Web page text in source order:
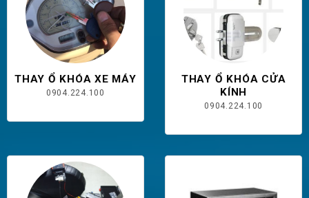
THAY Ổ KHÓA XE MÁY
0904.224.100
THAY Ổ KHÓA CỬA
KÍNH
0904.224.100